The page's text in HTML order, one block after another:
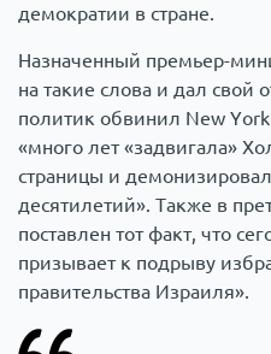
демократии в стране.
Назначенный премьер-
на такие слова и дал свой
политик обвинил New
«много лет «задвигала»
страницы и
десятилетий». Также в
поставлен тот факт, что
призывает к подрыву
правительства Израиля».